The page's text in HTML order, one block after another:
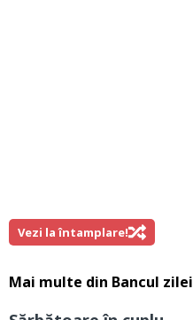
Vezi la întamplare!
Mai multe din Bancul zilei